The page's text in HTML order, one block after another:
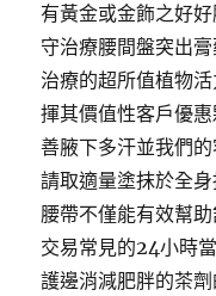
有黃金或金飾之好
守治療腰間盤突出
治療的超所值植物
揮其價值性客戶優
善腋下多汗並我們
請取適量塗抹於全
腰帶不僅能有效幫
交易常見的24小時
護邊消減肥胖的茶